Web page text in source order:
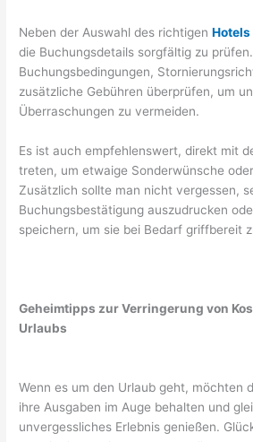
Neben der Auswahl des richtigenHotels
die Buchungsdetails sorgfältig zu
Buchungsbedingungen,
zusätzliche Gebühren überprüfen, um
Überraschungen zu vermeiden.
Es ist auch empfehlenswert, direkt mit
treten, um etwaige Sonderwünsche
Zusätzlich sollte man nicht vergessen,
Buchungsbestätigung auszudrucken
speichern, um sie bei Bedarf griffbereit
Geheimtipps zur Verringerung von
Urlaubs
Wenn es um den Urlaub geht, möchten
ihre Ausgaben im Auge behalten und
unvergessliches Erlebnis genießen.